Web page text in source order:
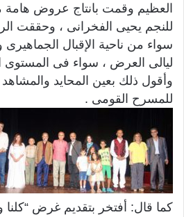
العظيم وقمت بانتاج عروض هامة
للنجم يحيى الفخرانى ، وحققت
سواء من ناحية الإقبال
ليالى العرض ، سواء فى المستوى
وأقول ذلك بعين المحايد
للمسرح القومى .
كما قال: أفتخر بتقديم غرض “كلنا